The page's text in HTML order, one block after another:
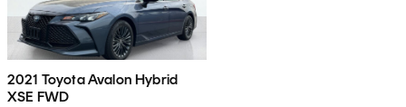
2021 Toyota Avalon Hybrid
XSE FWD